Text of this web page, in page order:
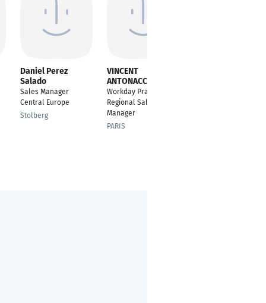
Daniel Perez
Salado
Sales Manager
Central Europe
Stolberg
VINCENT
ANTONACCI
Workday Practice
Regional Sales
Manager
PARIS